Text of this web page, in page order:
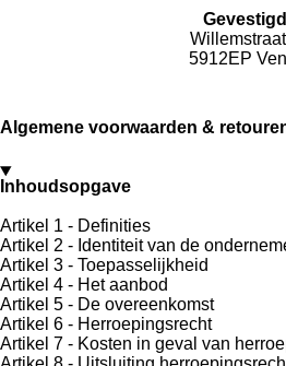
Gevestigd
5912EP
Algemene voorwaarden &
Inhoudsopgave
Artikel 1 - Definities
Artikel 2 - Identiteit van de
Artikel 3 - Toepasselijkheid
Artikel 4 - Het aanbod
Artikel 5 - De overeenkomst
Artikel 6 - Herroepingsrecht
Artikel 7 - Kosten in geval van